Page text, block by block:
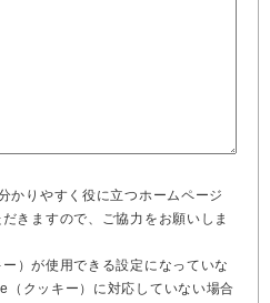
かりやすく役に立つホームページ
きますので、ご協力をお願いしま
）が使用できる設定になっていな
クッキー）に対応していない場合